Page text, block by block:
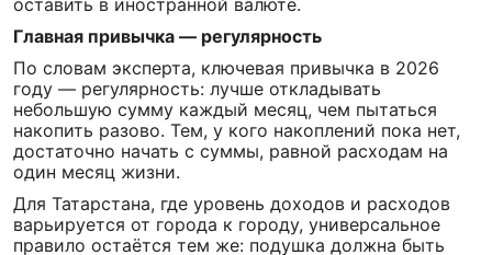
оставить в иностранной валюте.
Главная привычка — регулярность
По словам эксперта, ключевая привычка в 2026
году — регулярность: лучше откладывать
небольшую сумму каждый месяц, чем пытаться
накопить разово. Тем, у кого накоплений пока нет,
достаточно начать с суммы, равной расходам на
один месяц жизни.
Для Татарстана, где уровень доходов и расходов
варьируется от города к городу, универсальное
правило остаётся тем же: подушка должна быть